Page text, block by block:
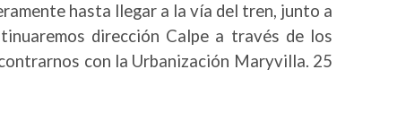
hasta llegar a la vía del tren, junto a
dirección Calpe a través de los
con la Urbanización Maryvilla. 25